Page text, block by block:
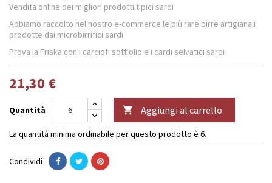
Vendita online dei migliori prodotti tipici sardi
Abbiamo raccolto nel nostro e-commerce le più rare birre artigianali
prodotte dai microbirrifici sardi
Prova la Friska con i carciofi sott'olio e i cardi selvatici sardi
21,30 €
Quantità  Aggiungi al carrello
La quantità minima ordinabile per questo prodotto è 6.
Condividi